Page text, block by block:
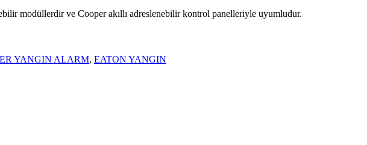
modüllerdir ve Cooper akıllı adreslenebilir kontrol panelleriyle uyumludur.
YANGIN ALARM, EATON YANGIN